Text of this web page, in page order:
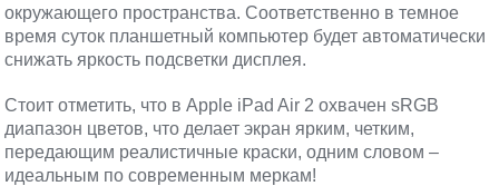
окружающего пространства. Соответственно в темное
время суток планшетный компьютер будет автоматически
снижать яркость подсветки дисплея.
Стоит отметить, что в Apple iPad Air 2 охвачен sRGB
диапазон цветов, что делает экран ярким, четким,
передающим реалистичные краски, одним словом –
идеальным по современным меркам!